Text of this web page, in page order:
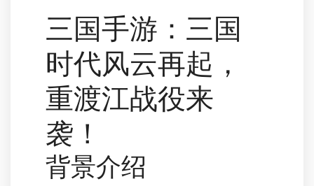
三国手游：三国
时代风云再起，
重渡江战役来
袭！
背景介绍